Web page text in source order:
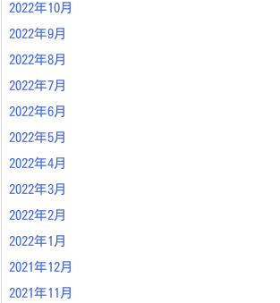
2022年10月
2022年9月
2022年8月
2022年7月
2022年6月
2022年5月
2022年4月
2022年3月
2022年2月
2022年1月
2021年12月
2021年11月